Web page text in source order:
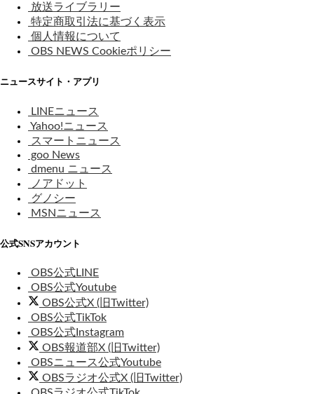
放送ライブラリー
特定商取引法に基づく表示
個人情報について
OBS NEWS Cookieポリシー
ニュースサイト・アプリ
LINEニュース
Yahoo!ニュース
スマートニュース
goo News
dmenu ニュース
ノアドット
グノシー
MSNニュース
公式SNSアカウント
OBS公式LINE
OBS公式Youtube
OBS公式X (旧Twitter)
OBS公式TikTok
OBS公式Instagram
OBS報道部X (旧Twitter)
OBSニュース公式Youtube
OBSラジオ公式X (旧Twitter)